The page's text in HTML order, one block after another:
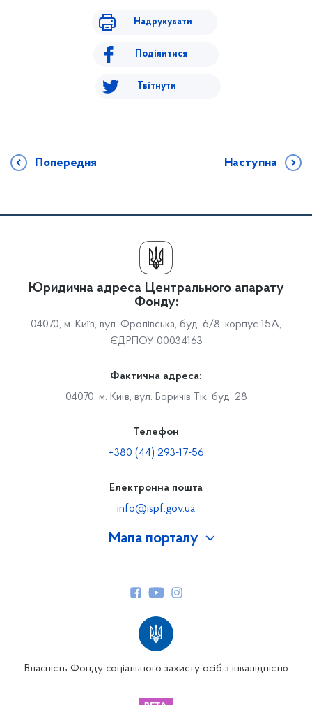
Надрукувати
Поділитися
Твітнути
Попередня Наступна
Мапа порталу
Юридична адреса Центрального апарату
Фонду:
04070, м. Київ, вул. Фролівська, буд. 6/8, корпус 15А,
ЄДРПОУ 00034163
Фактична адреса:
04070, м. Київ, вул. Боричів Тік, буд. 28
Телефон
+380 (44) 293-17-56
Електронна пошта
info@ispf.gov.ua
Власність Фонду соціального захисту осіб з інвалідністю